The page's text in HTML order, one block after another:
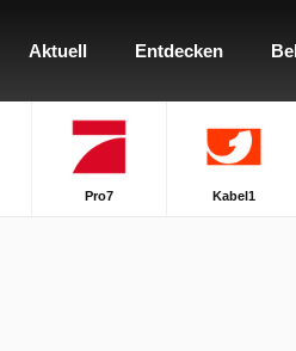
Aktuell Entdecken
Pro7 Kabel1